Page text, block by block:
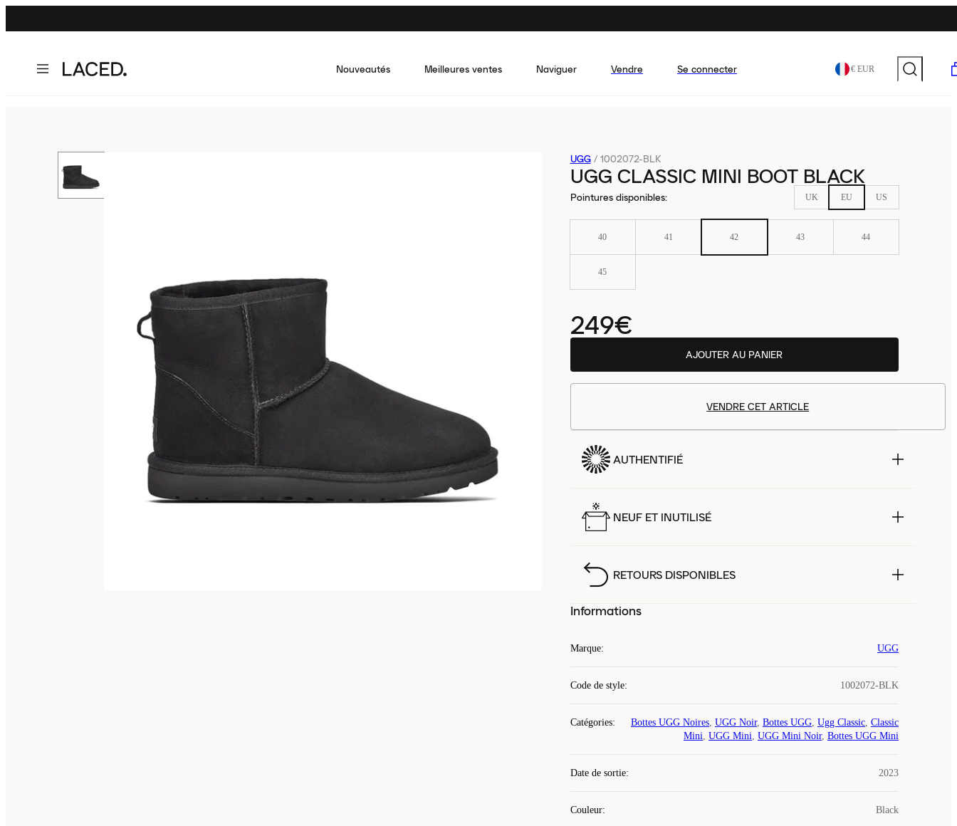
Nouveautés Meilleures ventes Naviguer Vendre Se connecter € EUR
UGG / 1002072-BLK
UGG CLASSIC MINI BOOT BLACK
Pointures disponibles: UK EU US
40 41 42 43 44
45
249€
AJOUTER AU PANIER
VENDRE CET ARTICLE
AUTHENTIFIÉ
NEUF ET INUTILISÉ
RETOURS DISPONIBLES
Informations
Marque: UGG
Code de style: 1002072-BLK
Catégories: Bottes UGG Noires, UGG Noir, Bottes UGG, Ugg Classic, Classic
Mini, UGG Mini, UGG Mini Noir, Bottes UGG Mini
Date de sortie: 2023
Couleur: Black